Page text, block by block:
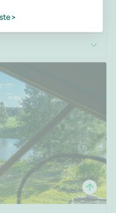
000 €
mukaisen kodin.